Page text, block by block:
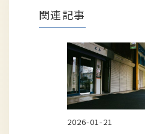
関連記事
2026-01-21